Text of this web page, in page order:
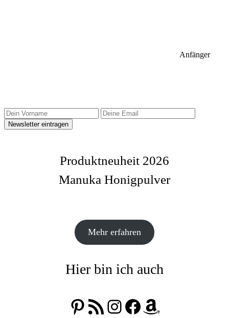
Anfänger
Produktneuheit 2026
Manuka Honigpulver
Mehr erfahren
Hier bin ich auch
Pinterest
RSS-FeedInstagram
Facebook
Amazon